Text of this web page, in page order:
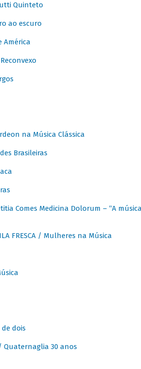
Quinteto
ao escuro
América
Reconvexo
na Música Clássica
Brasileiras
Comes Medicina Dolorum – “A
FRESCA / Mulheres na Música
dois
/ Quaternaglia 30 anos